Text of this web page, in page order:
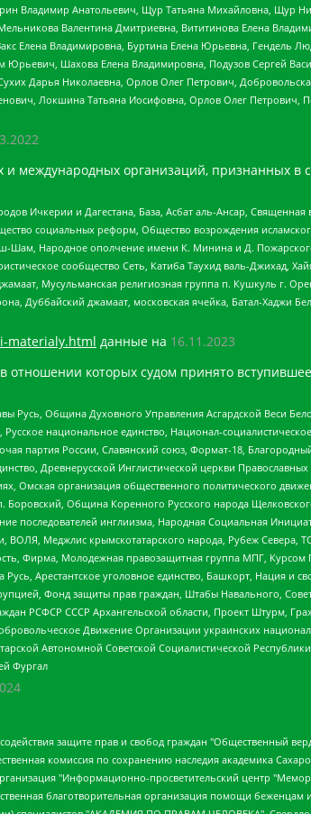
Владимир Анатольевич, Щур Татьяна Михайловна, Щур
Валентина Дмитриевна, Вититинова Елена
Елена Владимировна, Буртина Елена Юрьевна, Гендель
Шахова Елена Владимировна, Подузов Сергей
Дарья Николаевна, Орлов Олег Петрович,
Локшина Татьяна Иосифовна, Орлов Олег Петрович,
организаций, признанных в
Ичкерии и Дагестана, База, Асбат аль-Ансар, Священная
социальных реформ, Общество возрождения
Шам, Народное ополчение имени К. Минина и Д.
сообщество Сеть, Катиба Таухид валь-Джихад,
Мусульманская религиозная группа п. Кушкуль г.
Дуббайский джамаат, московская ячейка, Батал-Хаджи
materialy.html данные на 16.11.2023
которых судом принято
Русь, Община Духовного Управления Асгардской Веси
национальное единство, Национал-
партия России, Славянский союз, Формат-18,
Древнерусской Инглистической церкви
Омская организация общественного политического
Община Коренного Русского народа
последователей инглиизма, Народная Социальная
Меджлис крымскотатарского народа, Рубеж Севера,
Фирма, Молодежная правозащитная группа МПГ,
Арестантское уголовное единство, Башкорт, Нация
Фонд защиты прав граждан, Штабы Навального,
РСФСР СССР Архангельской области, Проект Штурм,
Движение Организации украинских
Автономной Советской Социалистической
Фургал
зарегистрированное в Риге, Латвийская Республика (дата регистрации 26.06.2015), являющееся администратором доменного имени интернет-издания "The Insider SIA", https://theins.ru, Постернак Алексей Евгеньевич, Рубин Михаил Аркадьевич, Анин Роман Александрович, Юридическое лицо Istories fonds, зарегистрированное в Латвийской Республике (регистрационный номер 50008295751, дата регистрации 24.02.2020), Великовский Дмитрий Александрович, Долинина Ирина Николаевна, Мароховская Алеся Алексеевна, Шлейнов Роман Юрьевич, Шмагун Олеся Валентиновна, Общество с ограниченной ответственностью "Альтаир 2021", Общество с ограниченной ответственностью "Вега 2021", Общество с ограниченной ответственностью "Главный редактор 2021", Общество с ограниченной ответственностью "Ромашки монолит", Важенков Артем Валерьевич, Ивановская областная общественная организация "Центр гендерных исследований", Гурман Юрий Альбертович, Медиапроект "ОВД-Инфо", Егоров Владимир Владимирович, Жилинский Владимир Александрович, Общество с ограниченной ответственностью "ЗП", Иванова София Юрьевна, Карезина Инна Павловна, Кильтау Екатерина Викторовна, Петров Алексей Викторович, Пискунов Сергей Евгеньевич, Смирнов Сергей Сергеевич, Тихонов Михаил Сергеевич, Общество с ограниченной ответственностью "ЖУРНАЛИСТ-ИНОСТРАННЫЙ АГЕНТ", Арапова Галина Юрьевна, Вольтская Татьяна Анатольевна, Американская компания "Mason G.E.S. Anonymous Foundation" (США), являющаяся владельцем интернет-издания https://mnews.world/, Компания "Stichting Bellingcat", зарегистрированная в Нидерландах (дата регистрации 11.07.2018), Захаров Андрей Вячеславович, Клепиковская Екатерина Дмитриевна, Общество с ограниченной ответственностью "МЕМО", Перл Роман Александрович, Симонов Евгений Алексеевич, Соловьева Елена Анатольевна, Сотников Даниил Владимирович, Сурначева Елизавета Дмитриевна, Автономная некоммерческая организация по защите прав человека и информированию населения "Якутия – Наше Мнение", Общество с ограниченной ответственностью "Москоу диджитал медиа", с 26.01.2023 Общество с ограниченной ответственностью "Чайка Белые сады", Ветошкина Валерия Валерьевна, Заговора Максим Александрович, Межрегиональное общественное движение "Российская ЛГБТ - сеть", Оленичев Максим Владимирович, Павлов Иван Юрьевич, Скворцова Елена Сергеевна, Общество с ограниченной ответственностью "Как бы инагент", Кочетков Игорь Викторович, Общество с ограниченной ответственностью "Честные выборы", Еланчик Олег Александрович, Общество с ограниченной ответственностью "Нобелевский призыв", Гималова Регина